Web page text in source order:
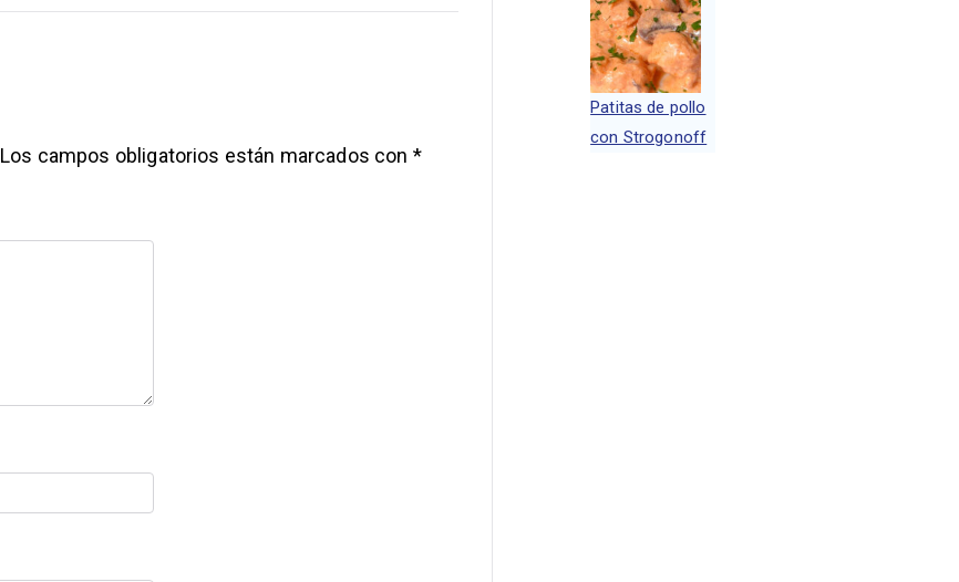
Los campos obligatorios están marcados con *
Patitas de pollo
con Strogonoff